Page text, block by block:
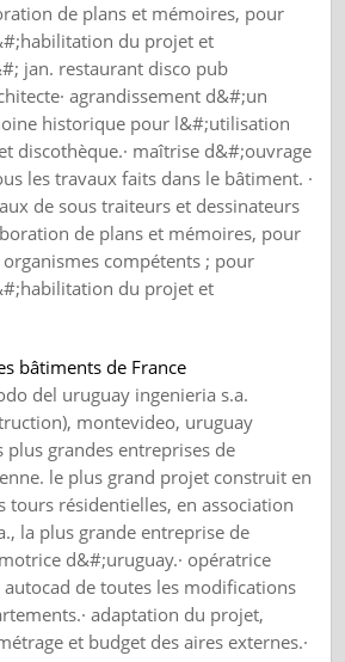
de plans et mémoires, pour
du projet et
jan. restaurant disco pub
agrandissement d&#;un
historique pour l&#;utilisation
discothèque.· maîtrise d&#;ouvrage
les travaux faits dans le bâtiment. ·
de sous traiteurs et dessinateurs
de plans et mémoires, pour
compétents ; pour
du projet et
bâtiments de France
del uruguay ingenieria s.a.
montevideo, uruguay
plus grandes entreprises de
le plus grand projet construit en
tours résidentielles, en association
la plus grande entreprise de
d&#;uruguay.· opératrice
de toutes les modifications
adaptation du projet,
et budget des aires externes.·